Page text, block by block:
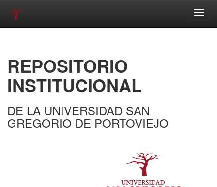
REPOSITORIO
INSTITUCIONAL
DE LA UNIVERSIDAD SAN
GREGORIO DE PORTOVIEJO